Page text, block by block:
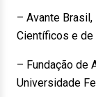
– Avante
Científicos e de
– Fundação de
Universidade